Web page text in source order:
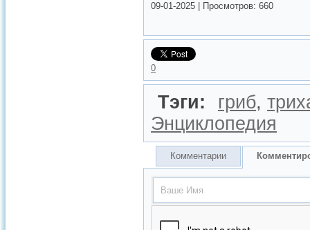
09-01-2025 Просмотров: 660
0
Тэги: гриб,
Энциклопедия
Комментарии